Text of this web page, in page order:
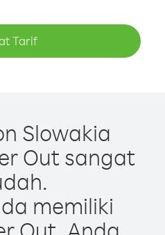
Tarif
Slowakia
Out sangat
memiliki